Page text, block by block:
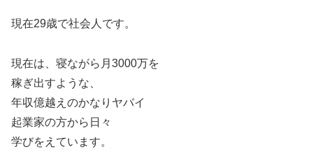
現在29歳で社会人です。
現在は、寝ながら月3000万を
稼ぎ出すような、
年収億越えのかなりヤバイ
起業家の方から日々
学びをえています。